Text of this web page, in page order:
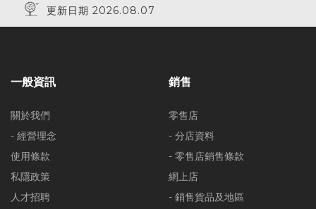
更新日期 2026.08.07
一般資訊
關於我們
- 經營理念
使用條款
私隱政策
人才招聘
銷售
零售店
- 分店資料
- 零售店銷售條款
網上店
- 銷售貨品及地區